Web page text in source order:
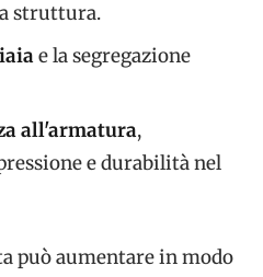
struttura.
e la segregazione
all'armatura,
e durabilità nel
può aumentare in modo